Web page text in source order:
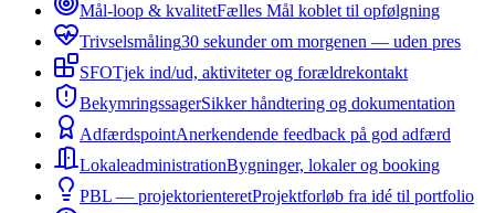
Mål-loop & kvalitetFælles Mål koblet til opfølgning
Trivselsmåling30 sekunder om morgenen — uden pres
SFOTjek ind/ud, aktiviteter og forældrekontakt
BekymringssagerSikker håndtering og dokumentation
AdfærdspointAnerkendende feedback på god adfærd
LokaleadministrationBygninger, lokaler og booking
PBL — projektorienteretProjektforløb fra idé til portfolio